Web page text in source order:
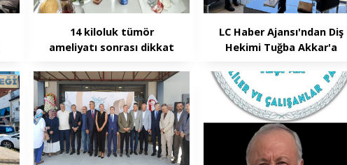
14 kiloluk tümör
ameliyatı sonrası dikkat
LC Haber Ajansı'ndan Diş
Hekimi Tuğba Akkar'a